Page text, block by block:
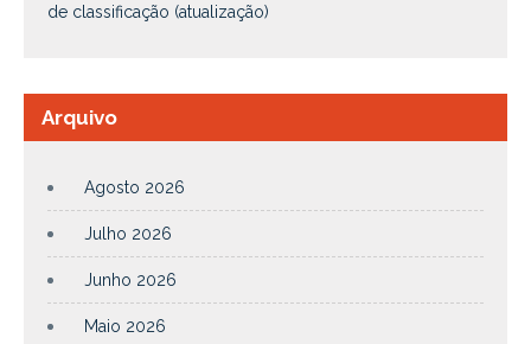
de classificação (atualização)
Arquivo
Agosto 2026
Julho 2026
Junho 2026
Maio 2026